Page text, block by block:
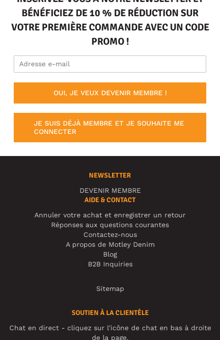
BÉNÉFICIEZ DE 10 % DE RÉDUCTION SUR
VOTRE PREMIÈRE COMMANDE AVEC UN CODE
PROMO !
OUI, JE VEUX DEVENIR MEMBRE !
JE SUIS DÉJÀ MEMBRE ET JE SOUHAITE ME
CONNECTER
NEWSLETTER
DEVENIR MEMBRE
AIDE & CONTACT
Annuler votre achat et enregistrer un retour
Réponses aux questions courantes
Contactez-nous
A propos de Motley Denim
Blog
B2B Inquiries
Sitemap
SOUTIEN À LA CLIENTÈLE
Chat en direct - cliquez sur l'icône de chat en bas à droite
de la page.